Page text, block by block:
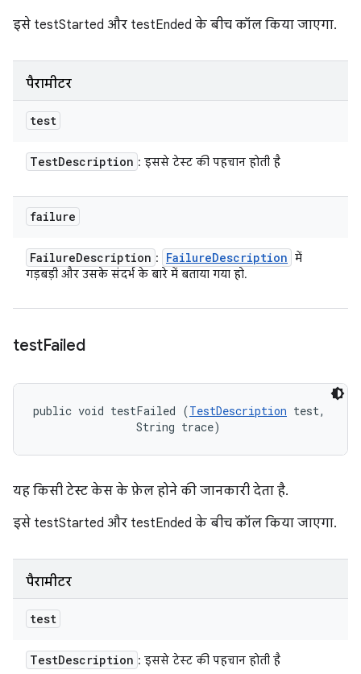
इसे testStarted और testEnded के बीच कॉल किया जाएगा.
पैरामीटर
test
TestDescription : इससे टेस्ट की पहचान होती है
failure
FailureDescription : FailureDescription में
गड़बड़ी और उसके संदर्भ के बारे में बताया गया हो.
testFailed
public void testFailed (TestDescription test,
                String trace)
यह किसी टेस्ट केस के फ़ेल होने की जानकारी देता है.
इसे testStarted और testEnded के बीच कॉल किया जाएगा.
पैरामीटर
test
TestDescription : इससे टेस्ट की पहचान होती है